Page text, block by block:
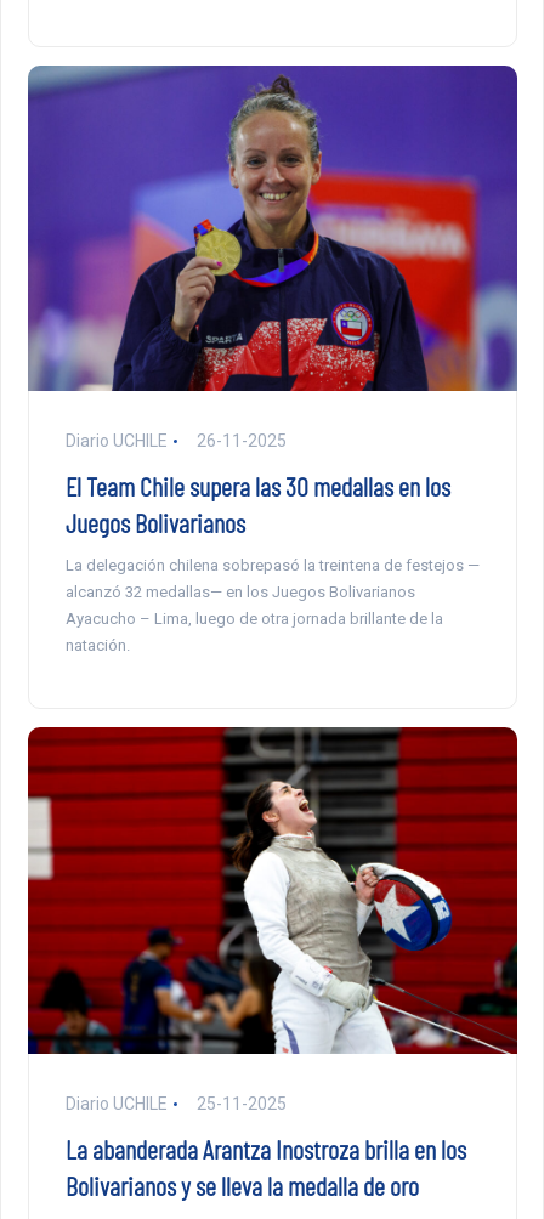
Diario UCHILE 26-11-2025
El Team Chile supera las 30 medallas en los
Juegos Bolivarianos
La delegación chilena sobrepasó la treintena de festejos —
alcanzó 32 medallas— en los Juegos Bolivarianos
Ayacucho – Lima, luego de otra jornada brillante de la
natación.
Diario UCHILE 25-11-2025
La abanderada Arantza Inostroza brilla en los
Bolivarianos y se lleva la medalla de oro